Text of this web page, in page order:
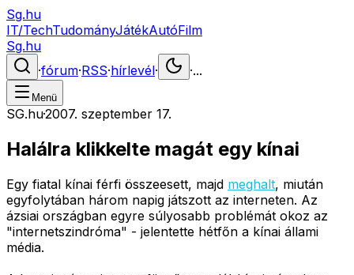
Sg.hu
IT/TechTudományJátékAutóFilm
Sg.hu
·fórum·RSS·hírlevél· ·...
Menü
SG.hu·2007. szeptember 17.
Halálra klikkelte magát egy kínai
Egy fiatal kínai férfi összeesett, majd meghalt, miután
egyfolytában három napig játszott az interneten. Az
ázsiai országban egyre súlyosabb problémát okoz az
"internetszindróma" - jelentette hétfőn a kínai állami
média.